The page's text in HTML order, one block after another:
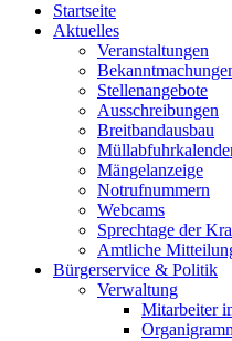
Startseite
Aktuelles
Veranstaltungen
Stellenangebote
Ausschreibungen
Breitbandausbau
Mängelanzeige
Notrufnummern
Webcams
Sprechtage der
Amtliche
Bürgerservice & Politik
Verwaltung
Mitarbeiter